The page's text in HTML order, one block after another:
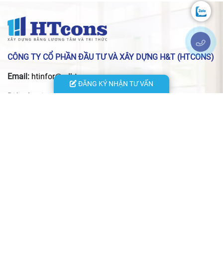
CÔNG TY CỔ PHẦN ĐẦU TƯ VÀ XÂY DỰNG H&T (HTCONS)
Email: htinfor@xdhtcons.vn
ĐĂNG KÝ NHẬN TƯ VẤN